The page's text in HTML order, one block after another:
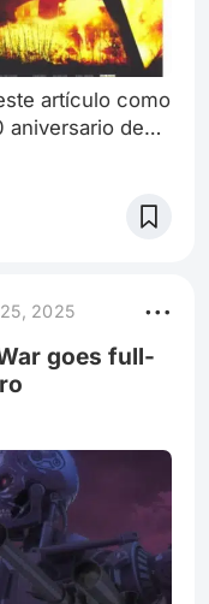
artículo como
aniversario de
vez que
que a pesar de
de 1938,
f 2025
goes full-